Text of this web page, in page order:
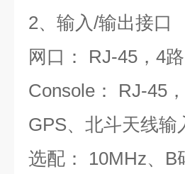
2、输入/输出接口
网口：
RJ-45 ， 4路
Console ： RJ-45 ，
GPS、北斗天线输
选配：
10MHz、 B